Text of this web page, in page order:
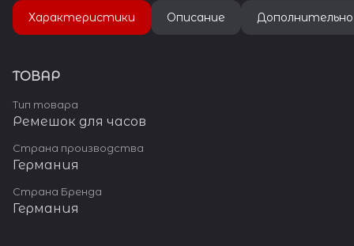
Характеристики Описание Дополнительно
ТОВАР
Тип товара
Ремешок для часов
Страна производства
Германия
Страна Бренда
Германия